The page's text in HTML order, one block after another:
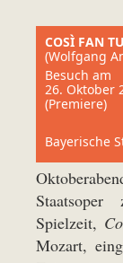
COSÌ FAN
(Wolfgang
Besuch am
26. Oktober
(Premiere)
Bayerische
Spielzeit,
Mozart,